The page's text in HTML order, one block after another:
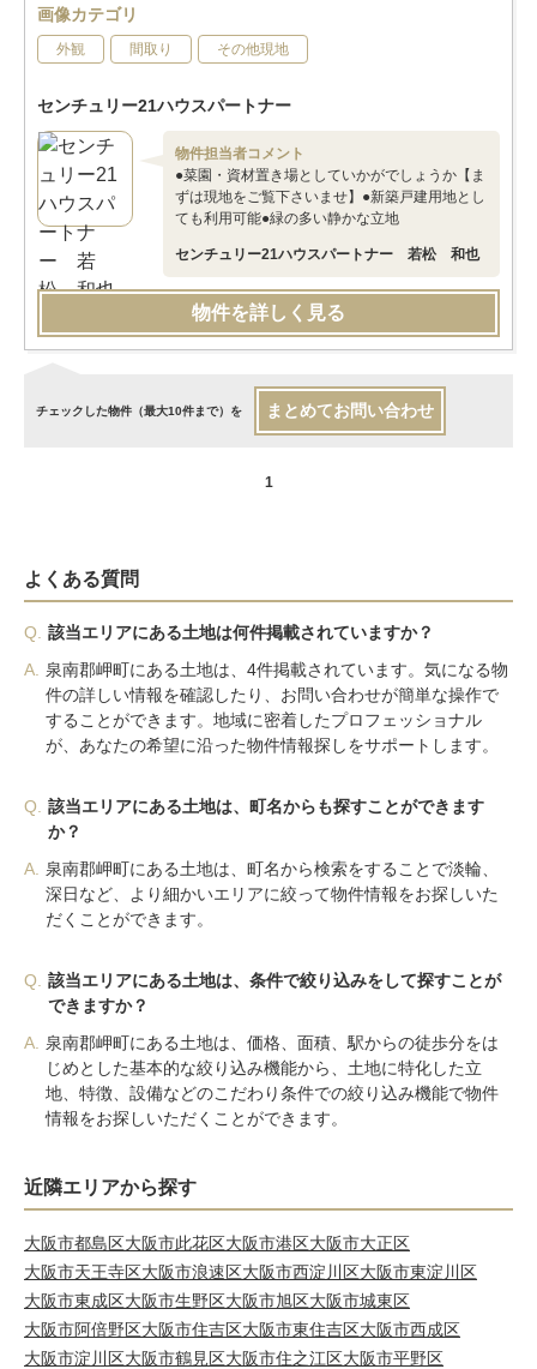
画像カテゴリ
外観 間取り その他現地
センチュリー21ハウスパートナー
物件担当者コメント
●菜園・資材置き場としていかがでしょうか【ま
ずは現地をご覧下さいませ】●新築戸建用地とし
ても利用可能●緑の多い静かな立地
センチュリー21ハウスパートナー 若松 和也
物件を詳しく見る
チェックした物件（最大10件まで）を まとめてお問い合わせ
1
よくある質問
Q.
該当エリアにある土地は何件掲載されていますか？
A.
泉南郡岬町にある土地は、4件掲載されています。気になる物
件の詳しい情報を確認したり、お問い合わせが簡単な操作で
することができます。地域に密着したプロフェッショナル
が、あなたの希望に沿った物件情報探しをサポートします。
Q.
該当エリアにある土地は、町名からも探すことができます
か？
A.
泉南郡岬町にある土地は、町名から検索をすることで淡輪、
深日など、より細かいエリアに絞って物件情報をお探しいた
だくことができます。
Q.
該当エリアにある土地は、条件で絞り込みをして探すことが
できますか？
A.
泉南郡岬町にある土地は、価格、面積、駅からの徒歩分をは
じめとした基本的な絞り込み機能から、土地に特化した立
地、特徴、設備などのこだわり条件での絞り込み機能で物件
情報をお探しいただくことができます。
近隣エリアから探す
大阪市都島区大阪市此花区大阪市港区大阪市大正区
大阪市天王寺区大阪市浪速区大阪市西淀川区大阪市東淀川区
大阪市東成区大阪市生野区大阪市旭区大阪市城東区
大阪市阿倍野区大阪市住吉区大阪市東住吉区大阪市西成区
大阪市淀川区大阪市鶴見区大阪市住之江区大阪市平野区